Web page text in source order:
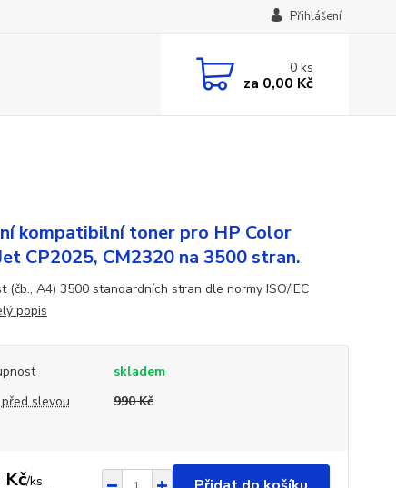
Přihlášení
0ks
za 0,00 Kč
kompatibilní toner pro HP Color
CP2025, CM2320 na 3500 stran.
(čb., A4) 3500 standardních stran dle normy ISO/IEC
popis
skladem
slevou
990 Kč
Kč/ks